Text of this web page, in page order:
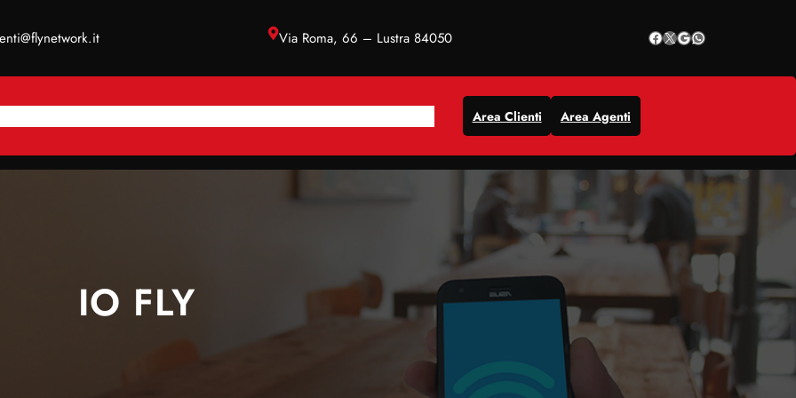
Via Roma, 66 – Lustra 84050 Facebook X Google WhatsApp
Area Clienti Area Agenti
IO FLY